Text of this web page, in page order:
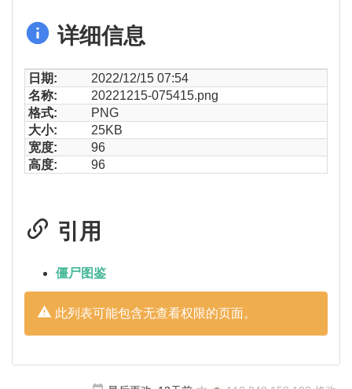
详细信息
日期:
2022/12/15 07:54
名称:
20221215-075415.png
格式:
PNG
大小:
25KB
宽度:
96
高度:
96
引用
僵尸图鉴
此列表可能包含无查看权限的页面。